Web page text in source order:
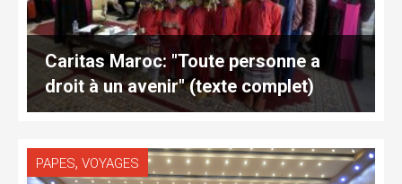
Caritas Maroc: "Toute personne a
droit à un avenir" (texte complet)
PAPES, VOYAGES